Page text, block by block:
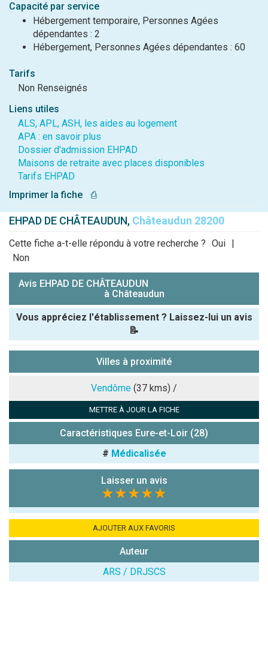
Capacité par service
Hébergement temporaire, Personnes Agées
dépendantes : 2
Hébergement, Personnes Agées dépendantes : 60
Tarifs
Non Renseignés
Liens utiles
ALS, APL, ASH, les aides au logement
APA : en savoir plus
Dossier d'admission EHPAD
Maisons de retraite avec places disponibles
Tarifs EHPAD
Imprimer la fiche
⎙
EHPAD DE CHÂTEAUDUN, Châteaudun 28200
Cette fiche a-t-elle répondu à votre recherche ? Oui |
Non
Avis EHPAD DE CHÂTEAUDUN
à Châteaudun
Vous appréciez l'établissement ? Laissez-lui un avis
📝
Note que vous souhaitez attribuer :
Combien font
7x4 (en
Villes à proximité
Vendôme (37 kms) /
METTRE À JOUR LA FICHE
Caractéristiques Eure-et-Loir (28)
# Médicalisée
Laisser un avis
★★★★★
AJOUTER AUX FAVORIS
Auteur
ARS / DRJSCS